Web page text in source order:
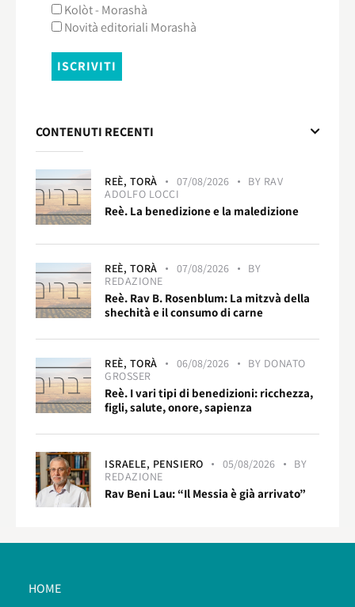
Kolòt - Morashà
Novità editoriali Morashà
CONTENUTI RECENTI
REÈ, TORÀ 07/08/2026 BY RAV
ADOLFO LOCCI
Reè. La benedizione e la maledizione
REÈ, TORÀ 07/08/2026
BY
REDAZIONE
Reè. Rav B. Rosenblum: La mitzvà della
shechità e il consumo di carne
REÈ, TORÀ 06/08/2026 BY DONATO
GROSSER
Reè. I vari tipi di benedizioni: ricchezza,
figli, salute, onore, sapienza
ISRAELE, PENSIERO 05/08/2026
BY
REDAZIONE
Rav Beni Lau: “Il Messia è già arrivato”
HOME